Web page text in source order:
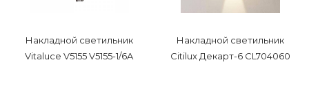
Накладной светильник
Vitaluce V5155 V5155-1/6A
Накладной светильник
Citilux Декарт-6 CL704060